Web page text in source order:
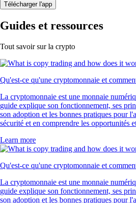
Télécharger l'app
Guides et ressources
Tout savoir sur la crypto
Qu'est-ce qu'une cryptomonnaie et
La cryptomonnaie est une monnaie
guide explique son fonctionnement, ses
son adoption et les bonnes pratiques pour
sécurité et en comprendre les opportunités
Learn more
Qu'est-ce qu'une cryptomonnaie et
La cryptomonnaie est une monnaie
guide explique son fonctionnement, ses
son adoption et les bonnes pratiques pour